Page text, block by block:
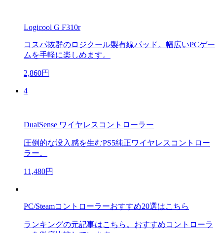
Logicool G F310r
コスパ抜群のロジクール製有線パッド。幅広いPCゲー
ムを手軽に楽しめます。
2,860円
4
DualSense ワイヤレスコントローラー
圧倒的な没入感を生むPS5純正ワイヤレスコントロー
ラー。
11,480円
PC/Steamコントローラーおすすめ20選はこちら
ランキングの元記事はこちら。おすすめコントローラ